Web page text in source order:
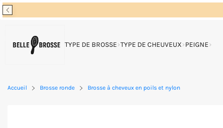
Passer
au
TYPE DE BROSSE TYPE DE CHEUVEUX PEIGNE
Accueil Brosse ronde Brosse à cheveux en poils et nylon